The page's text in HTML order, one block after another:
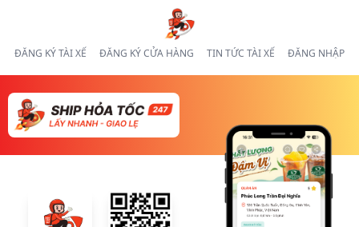
ĐĂNG KÝ TÀI XẾ ĐĂNG KÝ CỬA HÀNG TIN TỨC TÀI XẾ ĐĂNG NHẬP